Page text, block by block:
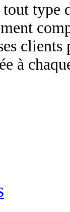
type
à